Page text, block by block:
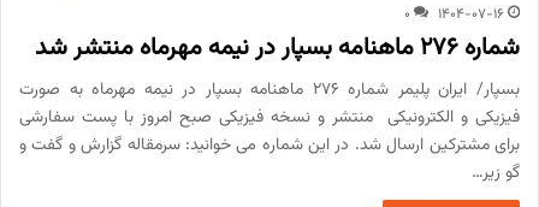
1404-07-16
0
شماره 276 ماهنامه بسپار در نیمه مهرماه منتشر شد
بسپار/ ایران پلیمر شماره 276 ماهنامه بسپار در نیمه مهرماه به صورت
فیزیکی و الکترونیکی منتشر و نسخه فیزیکی صبح امروز با پست سفارشی
برای مشترکین ارسال شد. در این شماره می خوانید: سرمقاله گزارش و گفت و
گو زیر…